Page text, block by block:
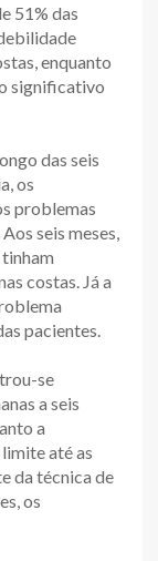
51% das
enquanto
significativo
das seis
os
problemas
seis meses,
costas. Já a
pacientes.
se
a seis
a
até as
da técnica de
os